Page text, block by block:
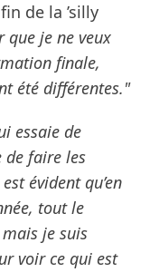
de la ’silly
que je ne veux
finale,
été différentes."
essaie de
de faire les
évident qu’en
tout le
je suis
voir ce qui est